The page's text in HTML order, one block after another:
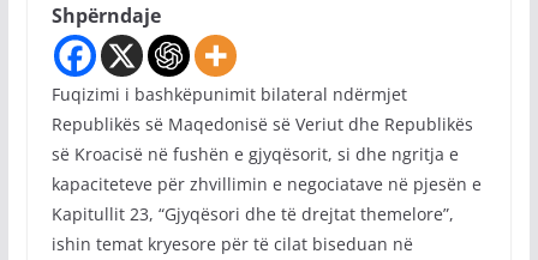
Shpërndaje
Fuqizimi i bashkëpunimit bilateral ndërmjet
Republikës së Maqedonisë së Veriut dhe Republikës
së Kroacisë në fushën e gjyqësorit, si dhe ngritja e
kapaciteteve për zhvillimin e negociatave në pjesën e
Kapitullit 23, “Gjyqësori dhe të drejtat themelore”,
ishin temat kryesore për të cilat biseduan në